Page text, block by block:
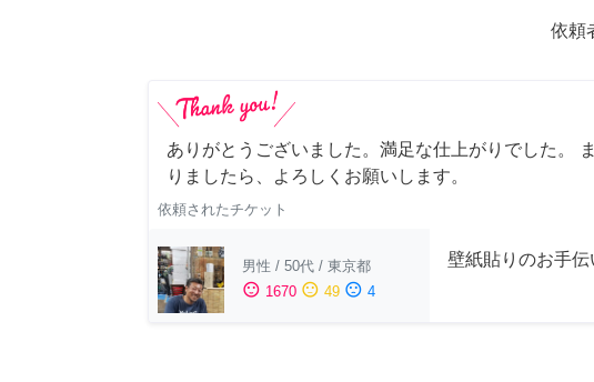
依頼
ありがとうございました。満足な仕上がりでした。
りましたら、よろしくお願いします。
依頼されたチケット
男性 / 50代 / 東京都
sentiment_satisfied 1670 sentiment_neutral 49 sentiment_dissatisfied 4
壁紙貼りのお手伝